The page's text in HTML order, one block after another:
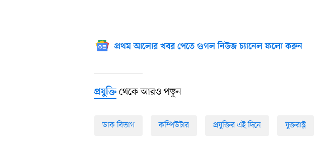
প্রথম আলোর খবর পেতে গুগল নিউজ চ্যানেল ফলো করুন
প্রযুক্তি থেকে আরও পড়ুন
ডাক বিভাগ কম্পিউটার প্রযুক্তির এই দিনে যুক্তরাষ্ট্র